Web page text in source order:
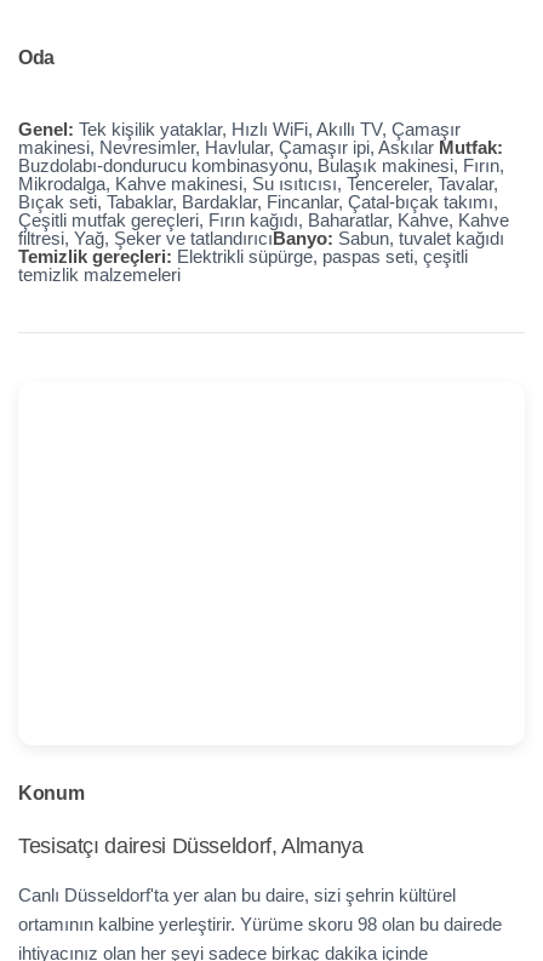
Oda
Genel: Tek kişilik yataklar, Hızlı WiFi, Akıllı TV, Çamaşır
makinesi, Nevresimler, Havlular, Çamaşır ipi, Askılar Mutfak:
Buzdolabı-dondurucu kombinasyonu, Bulaşık makinesi, Fırın,
Mikrodalga, Kahve makinesi, Su ısıtıcısı, Tencereler, Tavalar,
Bıçak seti, Tabaklar, Bardaklar, Fincanlar, Çatal-bıçak takımı,
Çeşitli mutfak gereçleri, Fırın kağıdı, Baharatlar, Kahve, Kahve
filtresi, Yağ, Şeker ve tatlandırıcıBanyo: Sabun, tuvalet kağıdı
Temizlik gereçleri: Elektrikli süpürge, paspas seti, çeşitli
temizlik malzemeleri
Konum
Tesisatçı dairesi Düsseldorf, Almanya
Canlı Düsseldorf'ta yer alan bu daire, sizi şehrin kültürel
ortamının kalbine yerleştirir. Yürüme skoru 98 olan bu dairede
ihtiyacınız olan her şeyi sadece birkaç dakika içinde